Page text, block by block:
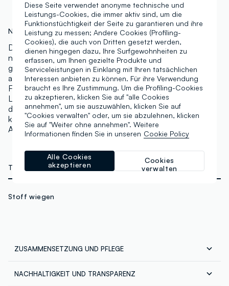
N.Art:000568829
Der Concealer für alle. 18 Töne von kalten und
neutralen bis hin zu warmen Farben. Ein leichtes, aber
gut deckendes Concealer, das sich dem Hautton
anpasst und Augenringe reduziert, mit einem matten
Finish, das keine Ausdruckslinien oder Poren betont.
Lang anhaltend mit intensiven Pigmenten, die auch für
das Konturieren und Definieren verwendet werden
können. Sein Applikator sorgt für eine sanfte
Anwendung. Vegan und garantiert tierversuchsfrei.
TECHNISCHE DETAILS
Stoff wiegen
ZUSAMMENSETZUNG UND PFLEGE
Zusammensetzung
NACHHALTIGKEIT UND TRANSPARENZ
Diese Seite verwendet anonyme technische und
Leistungs-Cookies, die immer aktiv sind, um die
Funktionstüchtigkeit der Seite zu garantieren und ihre
Leistung zu messen; Andere Cookies (Profiling-
Cookies), die auch von Dritten gesetzt werden,
dienen hingegen dazu, Ihre Surfgewohnheiten zu
erfassen, um Ihnen gezielte Produkte und
Serviceleistungen in Einklang mit Ihren tatsächlichen
Interessen anbieten zu können. Für ihre Verwendung
braucht es Ihre Zustimmung. Um die Profiling-Cookies
zu akzeptieren, klicken Sie auf "alle Cookies
annehmen", um sie auszuwählen, klicken Sie auf
"Cookies verwalten" oder, um sie abzulehnen, klicken
Sie auf "Weiter ohne annehmen". Weitere
Informationen finden Sie in unseren Cookie Policy
Cookies
verwalten
Alle Cookies
akzeptieren